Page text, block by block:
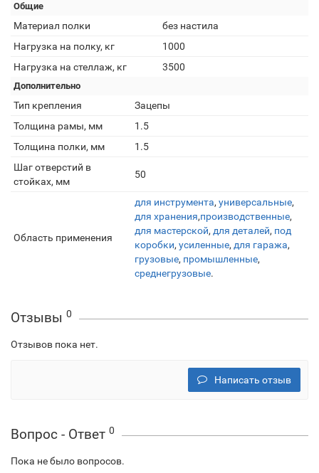
Общие
Материал полки
без настила
Нагрузка на полку, кг
1000
Нагрузка на стеллаж, кг
3500
Дополнительно
Тип крепления
Зацепы
Толщина рамы, мм
1.5
Толщина полки, мм
1.5
Шаг отверстий в
стойках, мм
50
Область применения
для инструмента, универсальные,
для хранения,производственные,
для мастерской, для деталей, под
коробки, усиленные, для гаража,
грузовые, промышленные,
среднегрузовые.
Отзывы 0
Отзывов пока нет.
Написать отзыв
Вопрос - Ответ 0
Пока не было вопросов.